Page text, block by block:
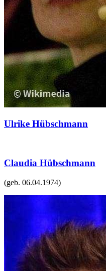
Ulrike Hübschmann
Claudia Hübschmann
(geb. 06.04.1974)